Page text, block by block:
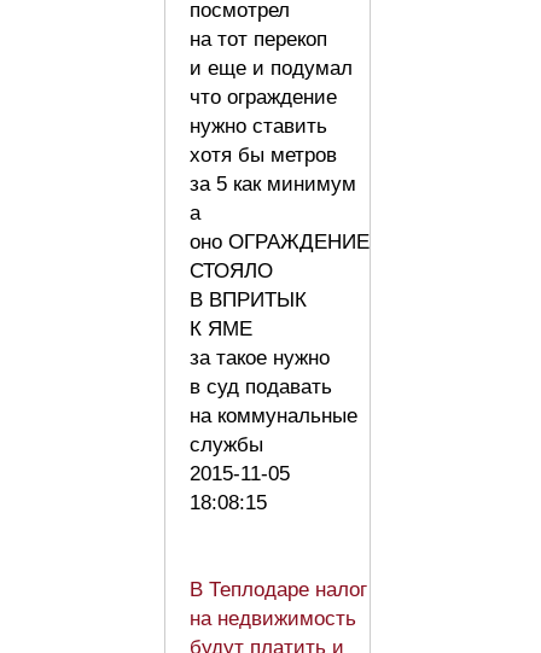
посмотрел
на тот перекоп
и еще и подумал
что ограждение
нужно ставить
хотя бы метров
за 5 как минимум
а
оно ОГРАЖДЕНИЕ
СТОЯЛО
В ВПРИТЫК
К ЯМЕ
за такое нужно
в суд подавать
на коммунальные
службы
2015-11-05
18:08:15
В Теплодаре налог
на недвижимость
будут платить и